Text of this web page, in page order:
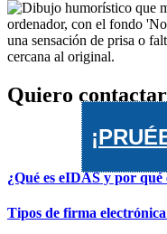
Quiero
¿Qué es eIDAS y por
Tipos de firma